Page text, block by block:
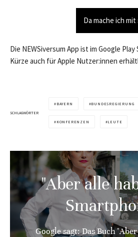
Da mache ich mit
Die NEWSiversum App ist im Google
Kürze auch für Apple Nutzer:innen
SCHLAGWÖRTER
BAYERN BUNDESREGIERUNG
KONFERENZEN LEUTE
"Aber alle
Google sagt: Das Buch